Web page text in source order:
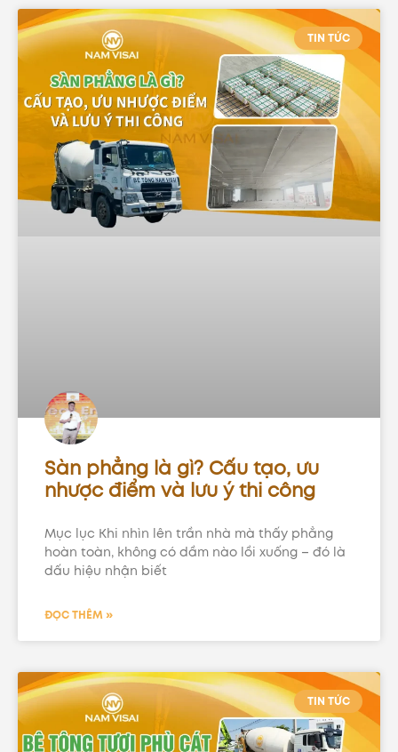
TIN TỨC
Sàn phẳng là gì? Cấu tạo, ưu
nhược điểm và lưu ý thi công
Mục lục Khi nhìn lên trần nhà mà thấy phẳng
hoàn toàn, không có dầm nào lồi xuống – đó là
dấu hiệu nhận biết
ĐỌC THÊM »
TIN TỨC